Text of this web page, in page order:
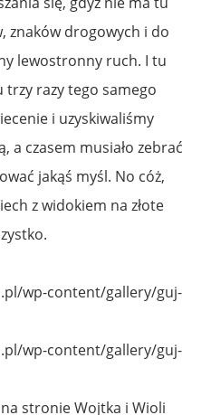
znaków drogowych i do
lewostronny ruch. I tu
trzy razy tego samego
i uzyskiwaliśmy
a czasem musiało zebrać
jakąś myśl. No cóż,
z widokiem na złote
stronie Wojtka i Wioli